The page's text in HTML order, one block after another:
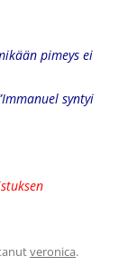
pimeys ei
syntyi
veronica.